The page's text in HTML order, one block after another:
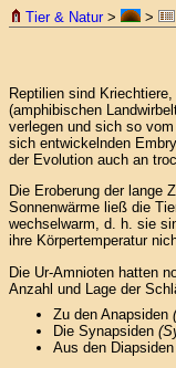
Tier & Natur> >
Reptilien sind
(amphibischen
verlegen und sich so
sich entwickelnden
der Evolution auch an
Die Eroberung der lange
Sonnenwärme ließ die
wechselwarm, d. h. sie
ihre Körpertemperatur
Die Ur-Amnioten hatten
Anzahl und Lage der
Zu den Anapsiden
Die Synapsiden
Aus den Diapsiden